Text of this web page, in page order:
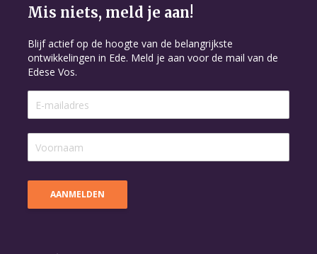
Mis niets, meld je aan!
Blijf actief op de hoogte van de belangrijkste
ontwikkelingen in Ede. Meld je aan voor de mail van de
Edese Vos.